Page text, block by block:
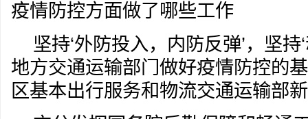
疫情防控方面做了哪些工作
坚持‘外防投入，内防反弹’，坚持
地方交通运输部门做好疫情防控的
区基本出行服务和物流交通运输部